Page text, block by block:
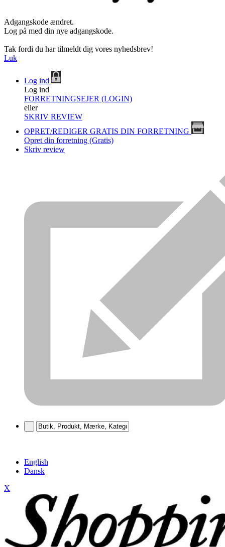
Adgangskode ændret.
Log på med din nye adgangskode.
Tak fordi du har tilmeldt dig vores nyhedsbrev!
Luk
Log ind
Log ind
FORRETNINGSEJER (LOGIN)
eller
SKRIV REVIEW
OPRET/REDIGER GRATIS DIN FORRETNING
Opret din forretning (Gratis)
Skriv review
English
Dansk
X